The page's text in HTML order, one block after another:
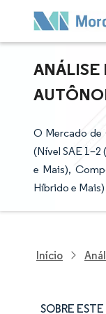
ANÁLISE
O Mercado de
(Nível SAE
e Mais),
Híbrido e Mais)
Início
SOBRE